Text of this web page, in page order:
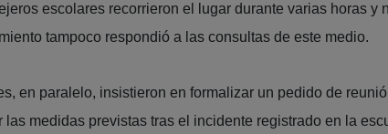
escolares recorrieron el lugar durante varias horas
tampoco respondió a las consultas de este medio.
en paralelo, insistieron en formalizar un pedido de
las medidas previstas tras el incidente registrado en la